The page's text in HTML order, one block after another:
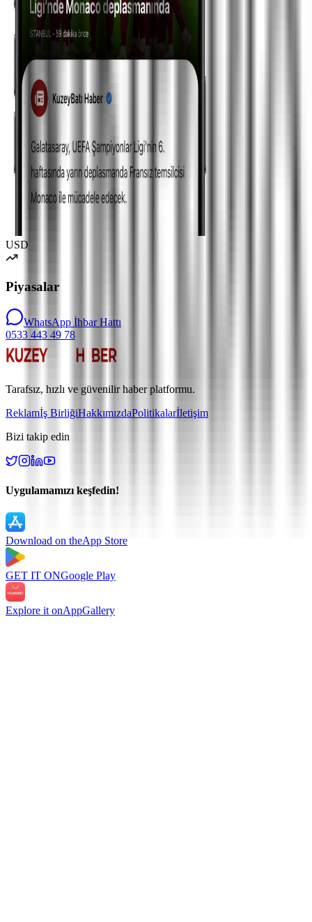
USD
Piyasalar
WhatsApp İhbar Hattı
0533 443 49 78
Tarafsız, hızlı ve güvenilir haber platformu.
Reklamİş BirliğiHakkımızdaPolitikalarİletişim
Bizi takip edin
Uygulamamızı keşfedin!
Download on theApp Store
GET IT ONGoogle Play
Explore it onAppGallery